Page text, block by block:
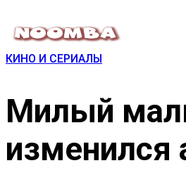
КИНО И СЕРИАЛЫ
Милый
изменился